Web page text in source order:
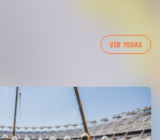
VER TODAS